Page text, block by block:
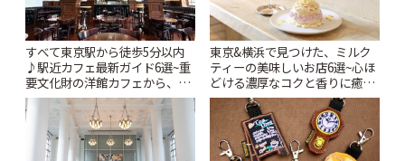
すべて東京駅から徒歩5分以内
♪駅近カフェ最新ガイド6選~重
要文化財の洋館カフェから、改
札すぐのレトロ喫茶まで~ | こと
りっぷ
東京&横浜で見つけた、ミルク
ティーの美味しいお店6選~心ほ
どける濃厚なコクと香りに癒や
されるティータイム~ | ことりっ
ぷ